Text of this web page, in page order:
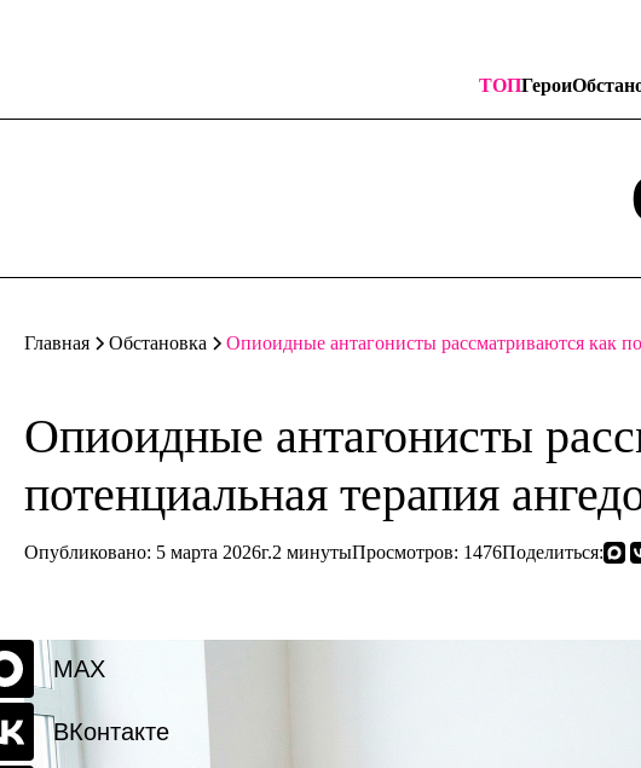
ТОПГерои
Главная Обстановка Опиоидные антагонисты рассматриваются как
Опиоидные антагонисты
потенциальная терапия
Опубликовано: 5 марта 2026г.2 минутыПросмотров: 1476Поделиться:
MAX
ВКонтакте